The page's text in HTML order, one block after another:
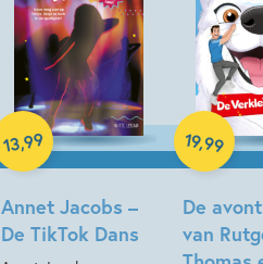
Annet Jacobs –
De TikTok Dans
13,99
Hardcover
De
van
19,99
Hardcover